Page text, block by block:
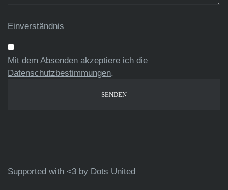
Einverständnis
Mit dem Absenden akzeptiere ich die
Datenschutzbestimmungen.
Supported with <3 by Dots United